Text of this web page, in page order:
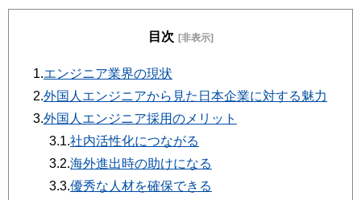
目次 [非表示]
1.エンジニア業界の現状
2.外国人エンジニアから見た日本企業に対する魅力
3.外国人エンジニア採用のメリット
3.1.社内活性化につながる
3.2.海外進出時の助けになる
3.3.優秀な人材を確保できる